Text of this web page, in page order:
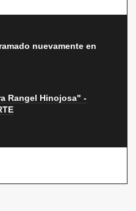
nuevamente en
Rangel Hinojosa" -